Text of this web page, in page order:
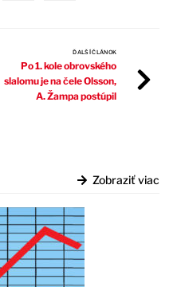
ĎALŠÍ ČLÁNOK
Po 1. kole obrovského
slalomu je na čele Olsson,
A. Žampa postúpil
Zobraziť viac